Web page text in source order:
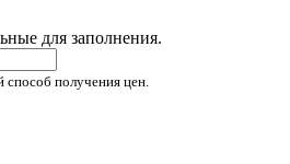
для заполнения.
получения цен.